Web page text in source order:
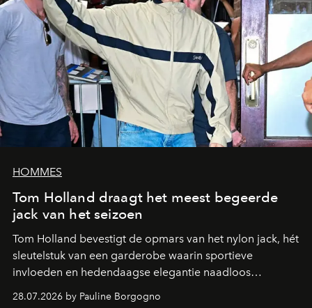
HOMMES
Tom Holland draagt het meest begeerde
jack van het seizoen
Tom Holland bevestigt de opmars van het nylon jack, hét
sleutelstuk van een garderobe waarin sportieve
invloeden en hedendaagse elegantie naadloos
28.07.2026 by Pauline Borgogno